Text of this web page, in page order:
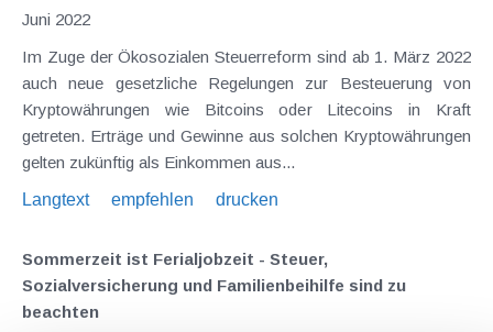
Juni 2022
Im Zuge der Ökosozialen Steuerreform sind ab 1. März 2022
auch neue gesetzliche Regelungen zur Besteuerung von
Kryptowährungen wie Bitcoins oder Litecoins in Kraft
getreten. Erträge und Gewinne aus solchen Kryptowährungen
gelten zukünftig als Einkommen aus...
Langtext
empfehlen drucken
Sommerzeit ist Ferialjobzeit - Steuer,
Sozialversicherung und Familienbeihilfe sind zu
beachten